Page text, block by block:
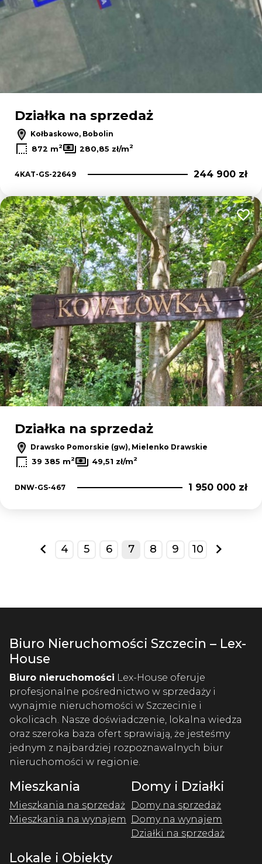
Działka na sprzedaż
Kołbaskowo, Bobolin
872 m2 280,85 zł/m2
4KAT-GS-22649 244 900 zł
Działka na sprzedaż
Drawsko Pomorskie (gw), Mielenko Drawskie
39 385 m2 49,51 zł/m2
DNW-GS-467 1 950 000 zł
prev
4 5 6 7 8 9 10
next
Biuro Nieruchomości Szczecin – Lex-
House
Biuro nieruchomości Lex-House oferuje
profesjonalne pośrednictwo w sprzedaży i
wynajmie nieruchomości w Szczecinie i
okolicach. Nasze doświadczenie, lokalna wiedza
oraz szeroka baza ofert sprawiają, że jesteśmy
jednym z najbardziej rozpoznawalnych biur
nieruchomości w regionie.
Mieszkania
Mieszkania na sprzedaż
Mieszkania na wynajem
Domy i Działki
Domy na sprzedaż
Domy na wynajem
Działki na sprzedaż
Lokale i Obiekty